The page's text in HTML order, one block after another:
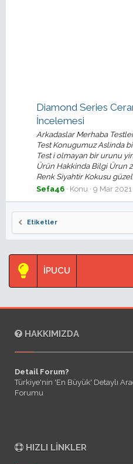
Diamond Series
İncelemesi
Arkadaslar Merhaba
Test Konugumuz Aslinda
Test i olmayan bir urunu
Ürün Hakkinda Bilgi Ürun
Renk Siyahtir Kokusu
Sefa46
Konu 9 Mar 2021
Etiketler
İPUCU
HAKKIMIZDA
Detail Forum?
Türkiye'nin 'En Büyük' Detaylı
Forumu
HIZLI LINKLER